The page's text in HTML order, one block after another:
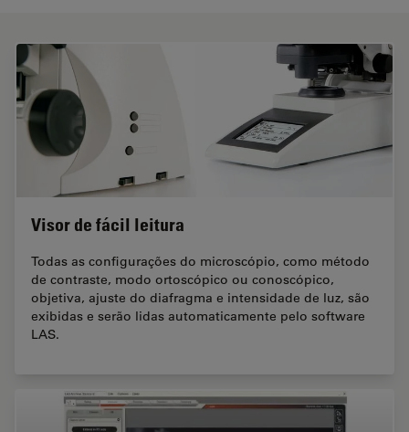
Visor de fácil leitura
Todas as configurações do microscópio, como método
de contraste, modo ortoscópico ou conoscópico,
objetiva, ajuste do diafragma e intensidade de luz, são
exibidas e serão lidas automaticamente pelo software
LAS.